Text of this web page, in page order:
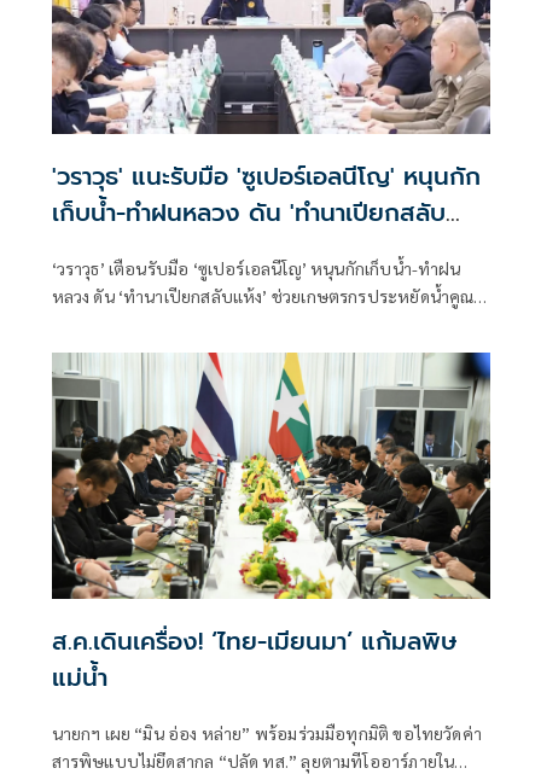
'วราวุธ' แนะรับมือ 'ซูเปอร์เอลนีโญ' หนุนกัก
เก็บน้ำ-ทำฝนหลวง ดัน 'ทำนาเปียกสลับ
‘วราวุธ’ เตือนรับมือ ‘ซูเปอร์เอลนีโญ’ หนุนกักเก็บน้ำ-ทำฝน
หลวง ดัน ‘ทำนาเปียกสลับแห้ง’ ช่วยเกษตรกรประหยัดน้ำคูณ
ส.ค.เดินเครื่อง! ‘ไทย-เมียนมา’ แก้มลพิษ
แม่นํ้า
นายกฯ เผย “มิน อ่อง หล่าย” พร้อมร่วมมือทุกมิติ ขอไทยวัดค่า
สารพิษแบบไม่ยึดสากล “ปลัด ทส.” ลุยตามทีโออาร์ภายใน